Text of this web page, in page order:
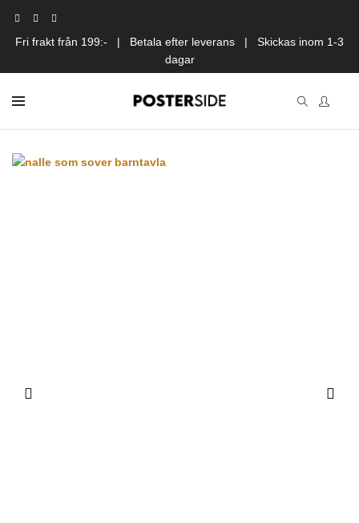
Fri frakt från 199:- | Betala efter leverans | Skickas inom 1-3
dagar